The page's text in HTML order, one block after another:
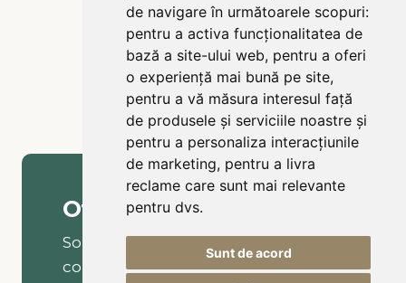
de navigare în următoarele scopuri:
pentru a activa funcționalitatea de
bază a site-ului web, pentru a oferi
o experiență mai bună pe site,
pentru a vă măsura interesul față
de produsele și serviciile noastre și
pentru a personaliza interacțiunile
de marketing, pentru a livra
reclame care sunt mai relevante
pentru dvs.
Sunt de acord
Ofertă personalizată
Solicitați o ofertă personalizată și
colegul nostru vă va contacta în